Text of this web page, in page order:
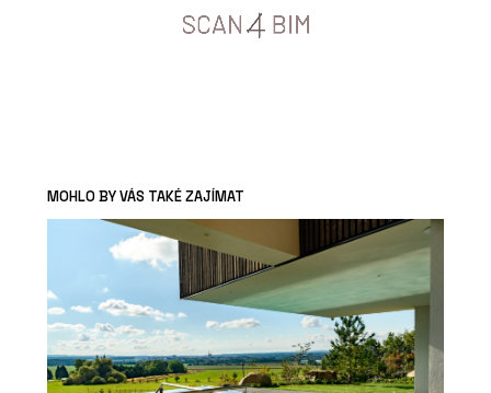
MOHLO BY VÁS TAKÉ ZAJÍMAT